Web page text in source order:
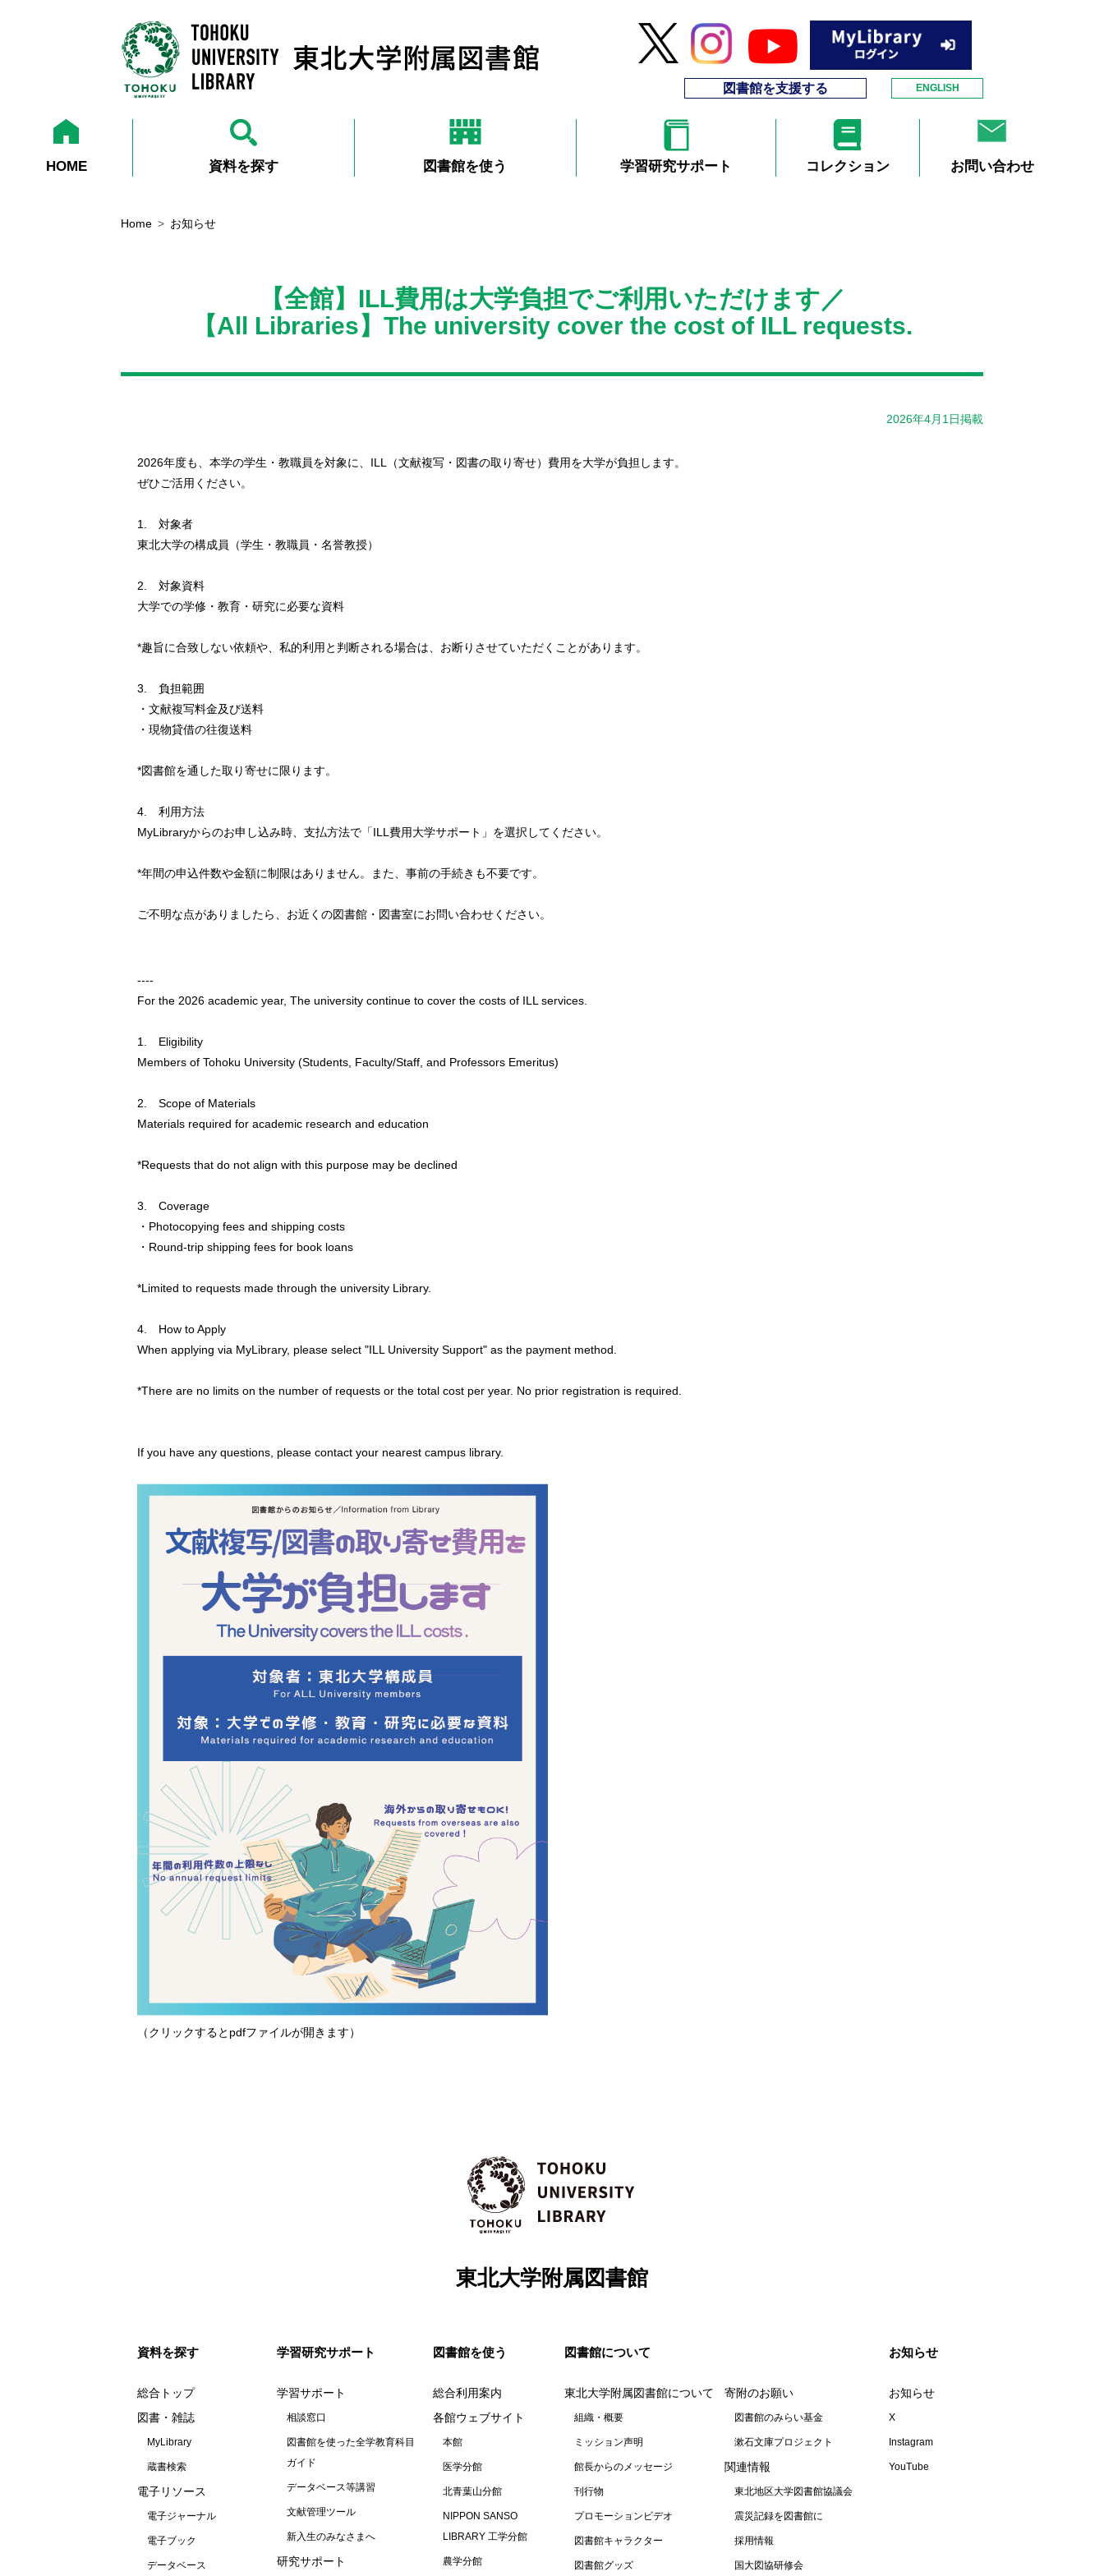
ENGLISH
図書館を支援する
HOME 資料を探す 図書館を使う 学習研究サポート コレクション お問い合わせ
Home お知らせ
【全館】ILL費用は大学負担でご利用いただけます／
【All Libraries】The university cover the cost of ILL requests.
2026年4月1日掲載
2026年度も、本学の学生・教職員を対象に、ILL（文献複写・図書の取り寄せ）費用を大学が負担します。
ぜひご活用ください。
1. 対象者
東北大学の構成員（学生・教職員・名誉教授）
2. 対象資料
大学での学修・教育・研究に必要な資料
*趣旨に合致しない依頼や、私的利用と判断される場合は、お断りさせていただくことがあります。
3. 負担範囲
・文献複写料金及び送料
・現物貸借の往復送料
*図書館を通した取り寄せに限ります。
4. 利用方法
MyLibraryからのお申し込み時、支払方法で「ILL費用大学サポート」を選択してください。
*年間の申込件数や金額に制限はありません。また、事前の手続きも不要です。
ご不明な点がありましたら、お近くの図書館・図書室にお問い合わせください。
----
For the 2026 academic year, The university continue to cover the costs of ILL services.
1. Eligibility
Members of Tohoku University (Students, Faculty/Staff, and Professors Emeritus)
2. Scope of Materials
Materials required for academic research and education
*Requests that do not align with this purpose may be declined
3. Coverage
・Photocopying fees and shipping costs
・Round-trip shipping fees for book loans
*Limited to requests made through the university Library.
4. How to Apply
When applying via MyLibrary, please select "ILL University Support" as the payment method.
*There are no limits on the number of requests or the total cost per year. No prior registration is required.
If you have any questions, please contact your nearest campus library.
（クリックするとpdfファイルが開きます）
東北大学附属図書館
資料を探す
総合トップ
図書・雑誌
MyLibrary
蔵書検索
電子リソース
電子ジャーナル
電子ブック
データベース
学習研究サポート
学習サポート
相談窓口
図書館を使った全学教育科目
ガイド
データベース等講習
文献管理ツール
新入生のみなさまへ
研究サポート
図書館を使う
総合利用案内
各館ウェブサイト
本館
医学分館
北青葉山分館
NIPPON SANSO
LIBRARY 工学分館
農学分館
図書館について
東北大学附属図書館について
組織・概要
ミッション声明
館長からのメッセージ
刊行物
プロモーションビデオ
図書館キャラクター
図書館グッズ
寄附のお願い
図書館のみらい基金
漱石文庫プロジェクト
関連情報
東北地区大学図書館協議会
震災記録を図書館に
採用情報
国大図協研修会
お知らせ
お知らせ
X
Instagram
YouTube